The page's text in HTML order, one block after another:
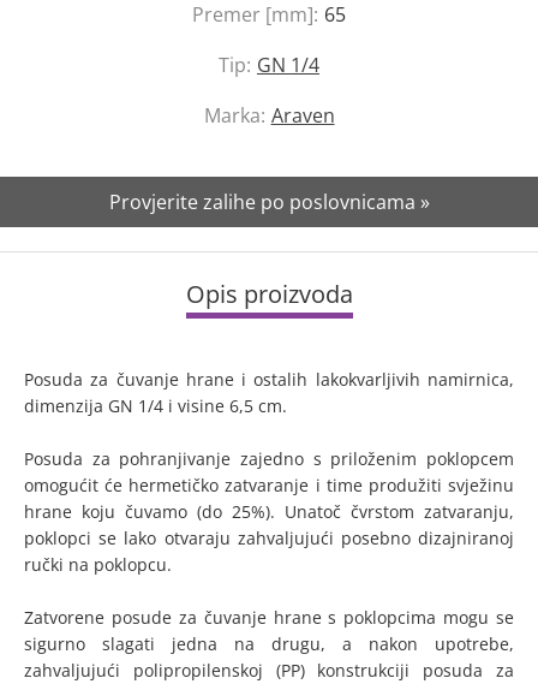
Premer [mm]: 65
Tip: GN 1/4
Marka: Araven
Provjerite zalihe po poslovnicama »
Opis proizvoda
Posuda za čuvanje hrane i ostalih lakokvarljivih namirnica,
dimenzija GN 1/4 i visine 6,5 cm.
Posuda za pohranjivanje zajedno s priloženim poklopcem
omogućit će hermetičko zatvaranje i time produžiti svježinu
hrane koju čuvamo (do 25%). Unatoč čvrstom zatvaranju,
poklopci se lako otvaraju zahvaljujući posebno dizajniranoj
ručki na poklopcu.
Zatvorene posude za čuvanje hrane s poklopcima mogu se
sigurno slagati jedna na drugu, a nakon upotrebe,
zahvaljujući polipropilenskoj (PP) konstrukciji posuda za